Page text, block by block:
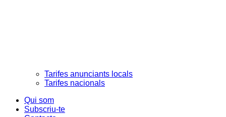
Tarifes anunciants locals
Tarifes nacionals
Qui som
Subscriu-te